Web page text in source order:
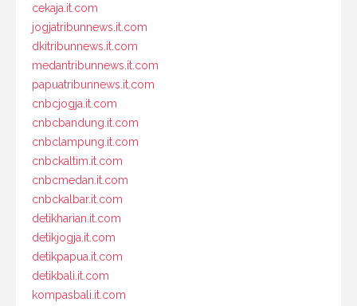
cekaja.it.com
jogjatribunnews.it.com
dkitribunnews.it.com
medantribunnews.it.com
papuatribunnews.it.com
cnbcjogja.it.com
cnbcbandung.it.com
cnbclampung.it.com
cnbckaltim.it.com
cnbcmedan.it.com
cnbckalbar.it.com
detikharian.it.com
detikjogja.it.com
detikpapua.it.com
detikbali.it.com
kompasbali.it.com